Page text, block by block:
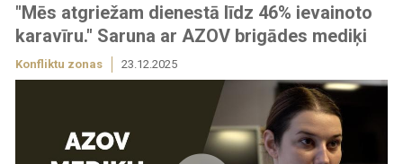
"Mēs atgriežam dienestā līdz 46% ievainoto
karavīru." Saruna ar AZOV brigādes mediķi
Konfliktu zonas 23.12.2025